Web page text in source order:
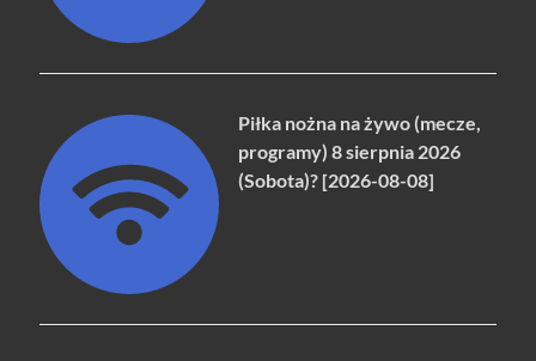
Piłka nożna na żywo (mecze,
programy) 8 sierpnia 2026
(Sobota)? [2026-08-08]